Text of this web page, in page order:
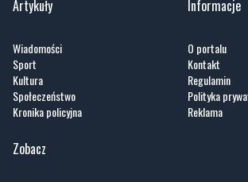
Artykuły
Wiadomości
Sport
Kultura
Społeczeństwo
Kronika policyjna
Informacje
O portalu
Kontakt
Regulamin
Polityka
Reklama
Zobacz